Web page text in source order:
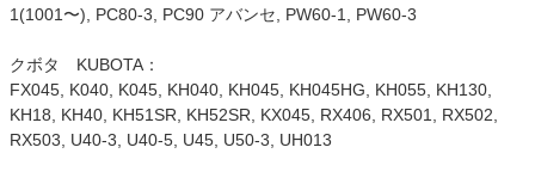
1(1001〜), PC80-3, PC90 アバンセ, PW60-1, PW60-3
クボタ KUBOTA：
FX045, K040, K045, KH040, KH045, KH045HG, KH055, KH130,
KH18, KH40, KH51SR, KH52SR, KX045, RX406, RX501, RX502,
RX503, U40-3, U40-5, U45, U50-3, UH013